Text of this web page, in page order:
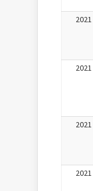
2021
2021
2021
2021